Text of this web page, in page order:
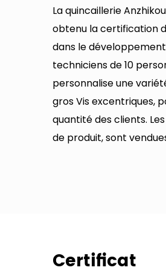
La quincaillerie
obtenu la certification
dans le
techniciens de 10
personnalise une
gros Vis excentriques,
quantité des clients.
de produit, sont
Certificat